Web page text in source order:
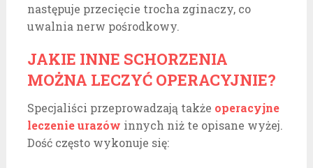
następuje przecięcie trocha zginaczy, co
uwalnia nerw pośrodkowy.
JAKIE INNE SCHORZENIA
MOŻNA LECZYĆ OPERACYJNIE?
Specjaliści przeprowadzają także operacyjne
leczenie urazów innych niż te opisane wyżej.
Dość często wykonuje się: